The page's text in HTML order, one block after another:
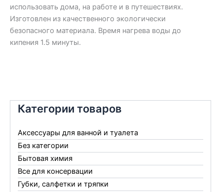
Категории товаров
Аксессуары для ванной и туалета
Без категории
Бытовая химия
Все для консервации
Губки, салфетки и тряпки
использовать дома, на работе и в путешествиях.
Изготовлен из качественного экологически
безопасного материала. Время нагрева воды до
кипения 1.5 минуты.